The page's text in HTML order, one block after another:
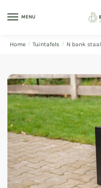
MENU
Home / Tuintafels / N bank staal